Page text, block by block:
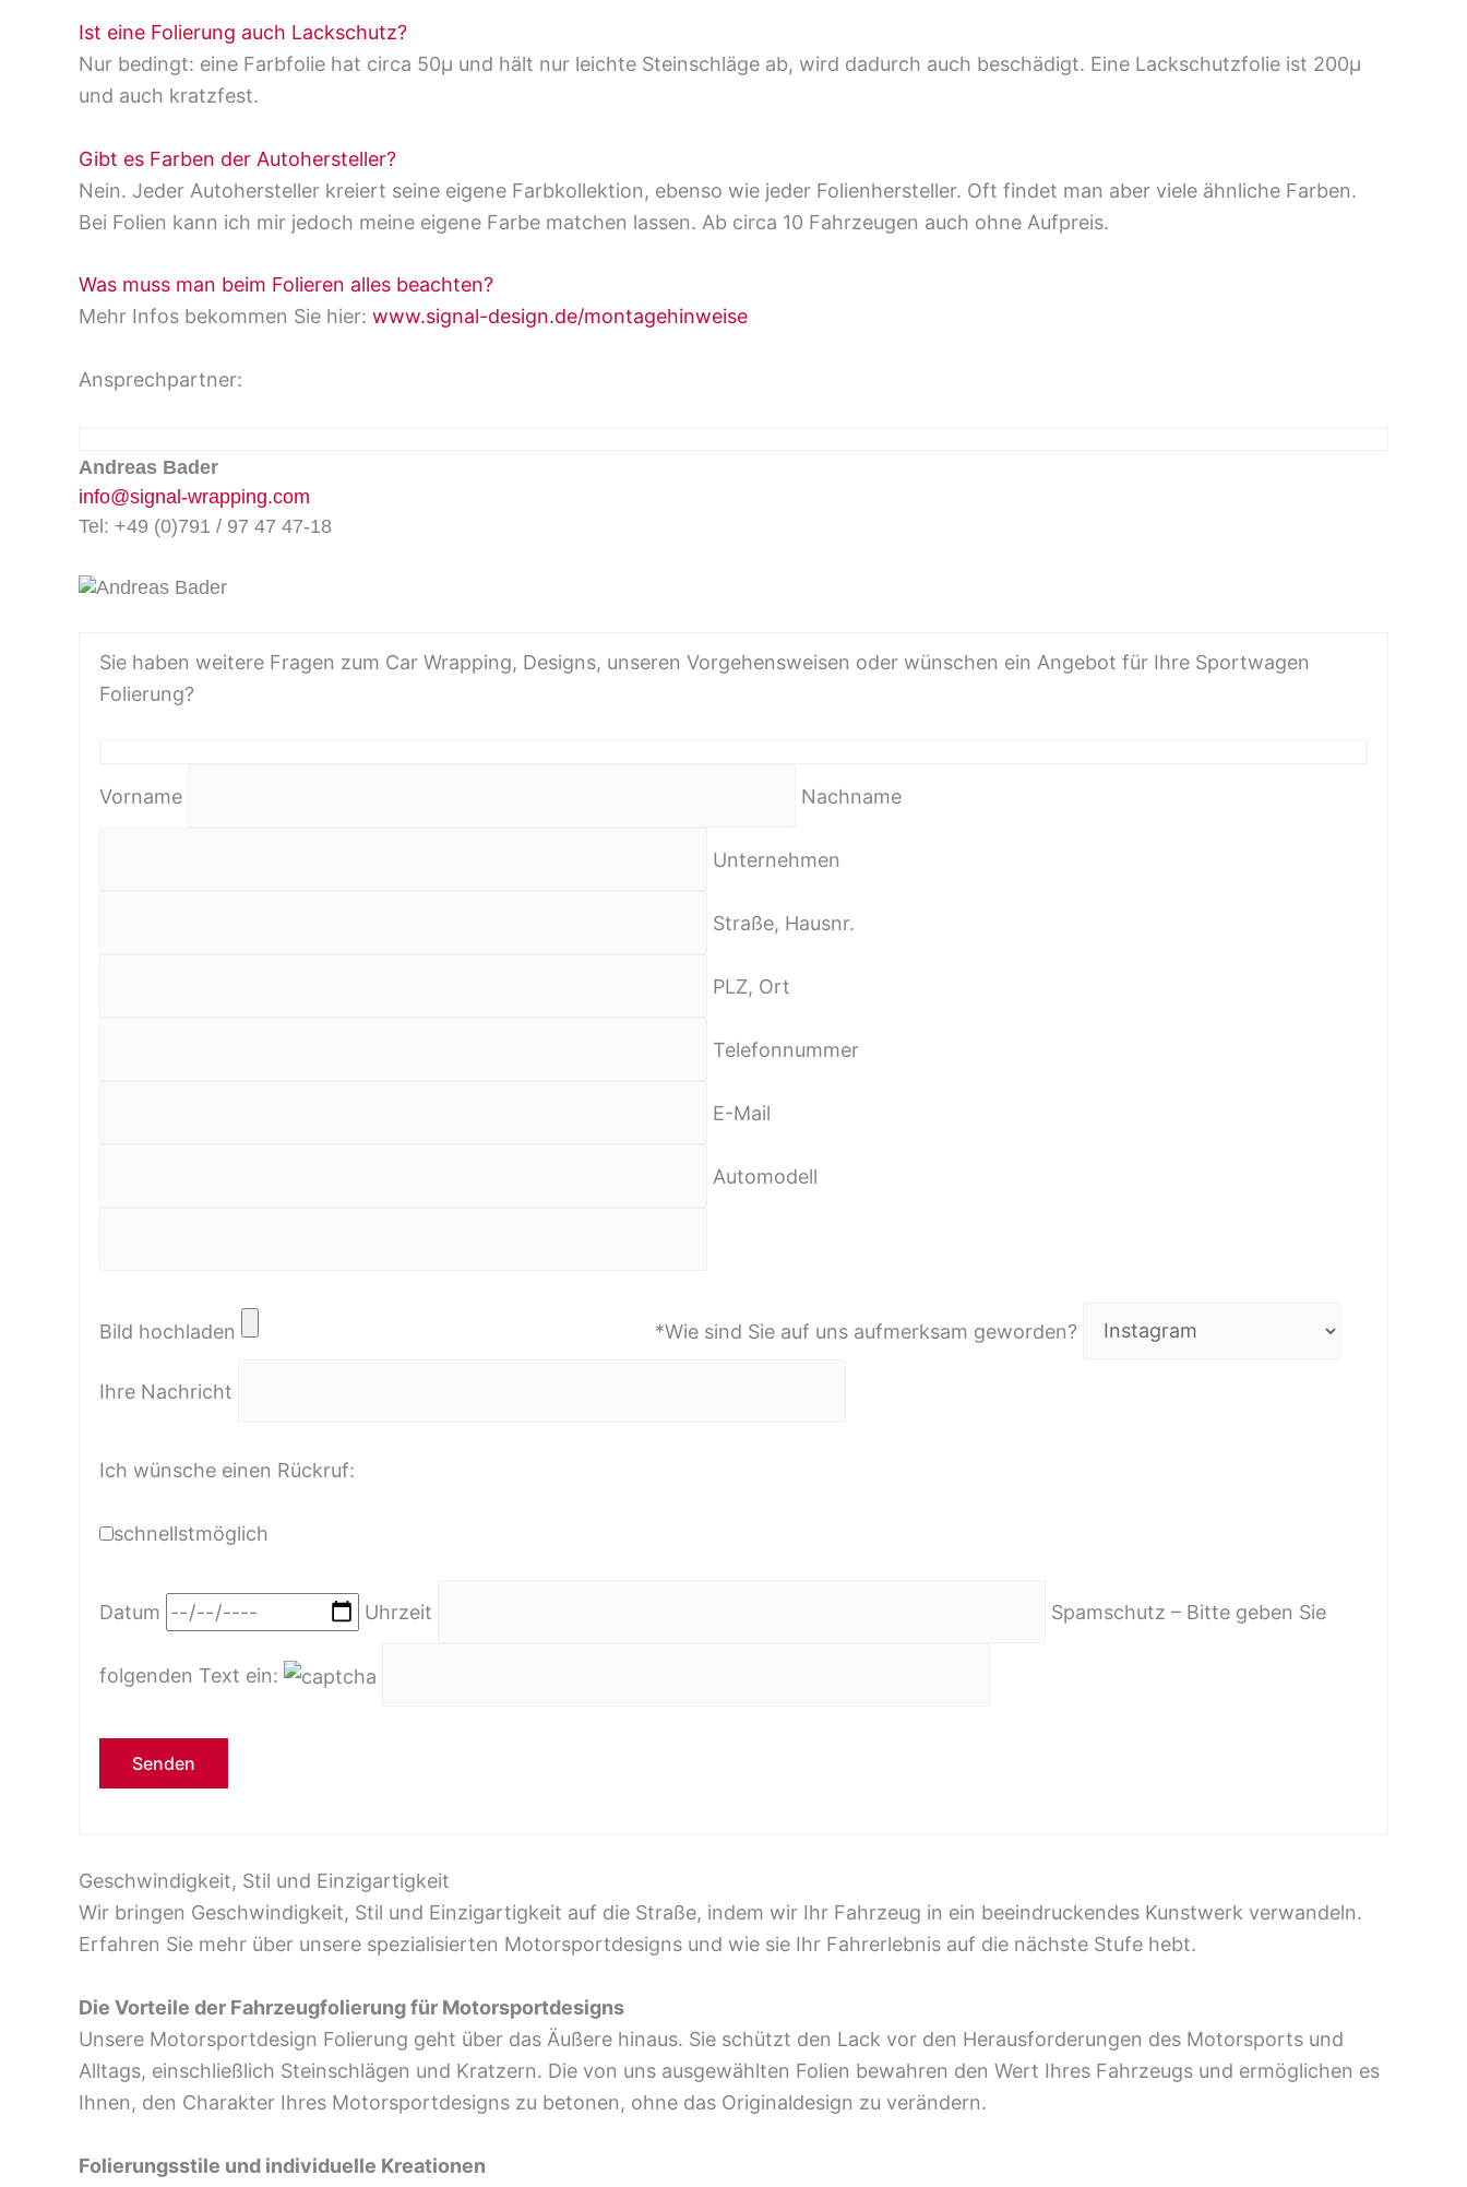
Ist eine Folierung auch Lackschutz?
Nur bedingt: eine Farbfolie hat circa 50μ und hält nur leichte Steinschläge ab, wird dadurch auch beschädigt. Eine Lackschutzfolie ist 200μ
und auch kratzfest.
Gibt es Farben der Autohersteller?
Nein. Jeder Autohersteller kreiert seine eigene Farbkollektion, ebenso wie jeder Folienhersteller. Oft findet man aber viele ähnliche Farben.
Bei Folien kann ich mir jedoch meine eigene Farbe matchen lassen. Ab circa 10 Fahrzeugen auch ohne Aufpreis.
Was muss man beim Folieren alles beachten?
Mehr Infos bekommen Sie hier: www.signal-design.de/montagehinweise
Ansprechpartner:
Andreas Bader
info@signal-wrapping.com
Tel: +49 (0)791 / 97 47 47-18
Sie haben weitere Fragen zum Car Wrapping, Designs, unseren Vorgehensweisen oder wünschen ein Angebot für Ihre Sportwagen
Folierung?
Vorname Nachname
Unternehmen
Straße, Hausnr.
PLZ, Ort
Telefonnummer
E-Mail
Automodell
Bild hochladen *Wie sind Sie auf uns aufmerksam geworden?
Ihre Nachricht
Ich wünsche einen Rückruf:
schnellstmöglich
Datum Uhrzeit Spamschutz – Bitte geben Sie
folgenden Text ein:
Bitte lasse dieses Feld leer.
Geschwindigkeit, Stil und Einzigartigkeit
Wir bringen Geschwindigkeit, Stil und Einzigartigkeit auf die Straße, indem wir Ihr Fahrzeug in ein beeindruckendes Kunstwerk verwandeln.
Erfahren Sie mehr über unsere spezialisierten Motorsportdesigns und wie sie Ihr Fahrerlebnis auf die nächste Stufe hebt.
Die Vorteile der Fahrzeugfolierung für Motorsportdesigns
Unsere Motorsportdesign Folierung geht über das Äußere hinaus. Sie schützt den Lack vor den Herausforderungen des Motorsports und
Alltags, einschließlich Steinschlägen und Kratzern. Die von uns ausgewählten Folien bewahren den Wert Ihres Fahrzeugs und ermöglichen es
Ihnen, den Charakter Ihres Motorsportdesigns zu betonen, ohne das Originaldesign zu verändern.
Folierungsstile und individuelle Kreationen